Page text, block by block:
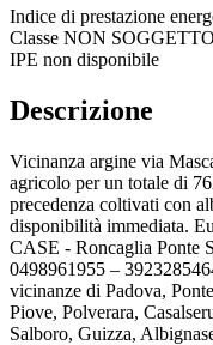
Indice di prestazione
Classe NON
IPE non disponibile
Descrizione
Vicinanza argine via
agricolo per un totale di
precedenza coltivati con
disponibilità immediata.
CASE - Roncaglia Ponte
0498961955 –
vicinanze di Padova,
Piove, Polverara,
Salboro, Guizza,